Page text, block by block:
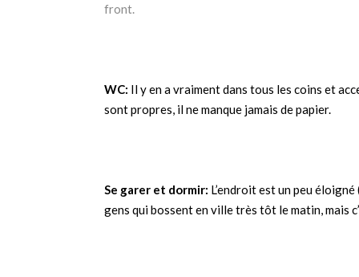
front.
WC: Il y en a vraiment dans tous les coins et
sont propres, il ne manque jamais de papier.
Se garer et dormir: L’endroit est un peu éloigné
gens qui bossent en ville très tôt le matin, mais